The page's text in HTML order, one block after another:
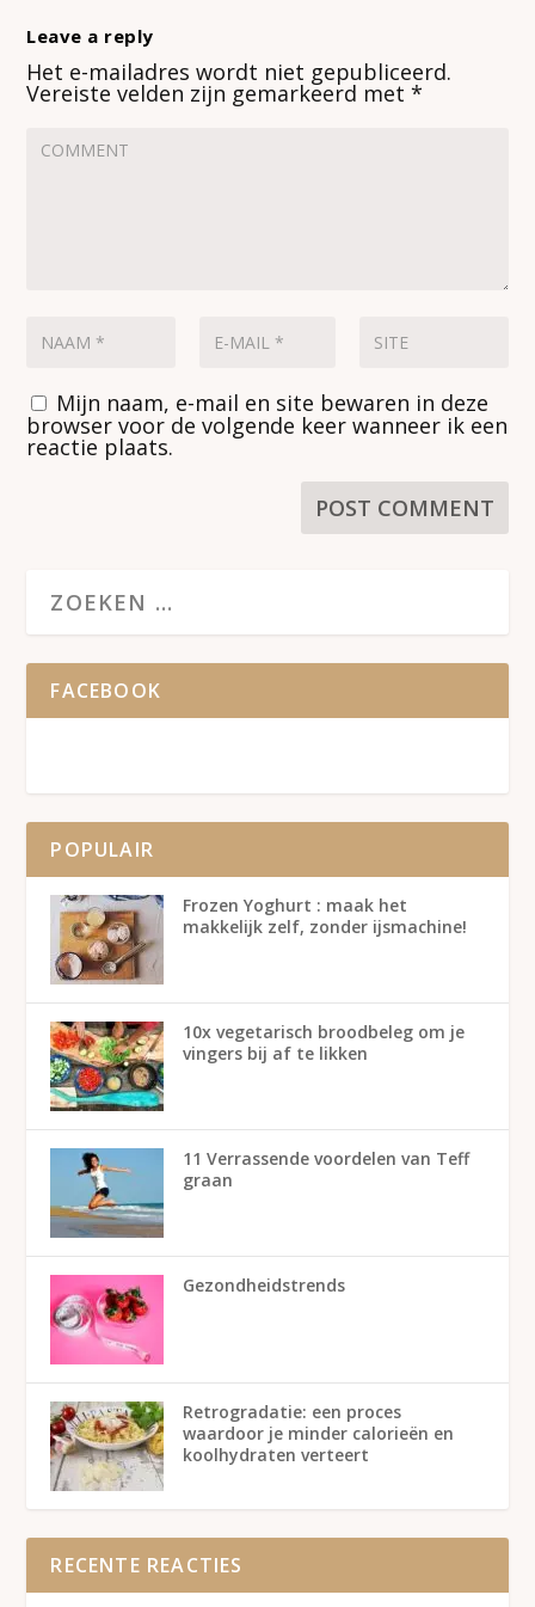
Leave a reply
Het e-mailadres wordt niet gepubliceerd.
Vereiste velden zijn gemarkeerd met*
Mijn naam, e-mail en site bewaren in deze
browser voor de volgende keer wanneer ik een
reactie plaats.
FACEBOOK
POPULAIR
Frozen Yoghurt : maak het
makkelijk zelf, zonder ijsmachine!
10x vegetarisch broodbeleg om je
vingers bij af te likken
11 Verrassende voordelen van Teff
graan
Gezondheidstrends
Retrogradatie: een proces
waardoor je minder calorieën en
koolhydraten verteert
RECENTE REACTIES